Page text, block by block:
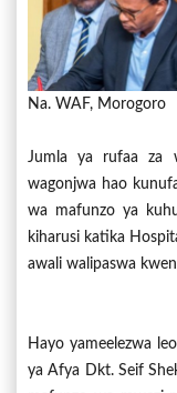
Na. WAF, Morogoro
Jumla ya rufaa za
wagonjwa hao
wa mafunzo ya
kiharusi katika
awali walipaswa
Hayo yameelezwa
ya Afya Dkt. Seif